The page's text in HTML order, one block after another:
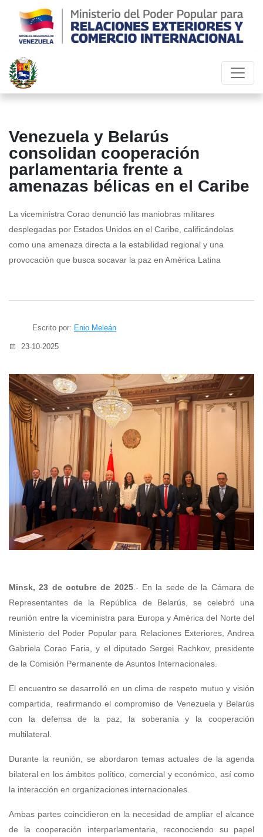
Venezuela y Belarús
consolidan cooperación
parlamentaria frente a
amenazas bélicas en el Caribe
La viceministra Corao denunció las maniobras militares
desplegadas por Estados Unidos en el Caribe, calificándolas
como una amenaza directa a la estabilidad regional y una
provocación que busca socavar la paz en América Latina
Escrito por: Enio Meleán
23-10-2025
Minsk, 23 de octubre de 2025.- En la sede de la Cámara de
Representantes de la República de Belarús, se celebró una
reunión entre la viceministra para Europa y América del Norte del
Ministerio del Poder Popular para Relaciones Exteriores, Andrea
Gabriela Corao Faria, y el diputado Sergei Rachkov, presidente
de la Comisión Permanente de Asuntos Internacionales.
El encuentro se desarrolló en un clima de respeto mutuo y visión
compartida, reafirmando el compromiso de Venezuela y Belarús
con la defensa de la paz, la soberanía y la cooperación
multilateral.
Durante la reunión, se abordaron temas actuales de la agenda
bilateral en los ámbitos político, comercial y económico, así como
la interacción en organizaciones internacionales.
Ambas partes coincidieron en la necesidad de ampliar el alcance
de la cooperación interparlamentaria, reconociendo su papel